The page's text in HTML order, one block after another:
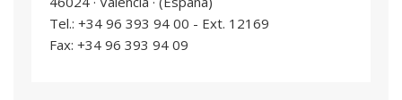
Francesc Sánchez Sánchez
sector
Tel.: +34 96 393 94 00 - Ext. 12169
Fax: +34 96 393 94 09